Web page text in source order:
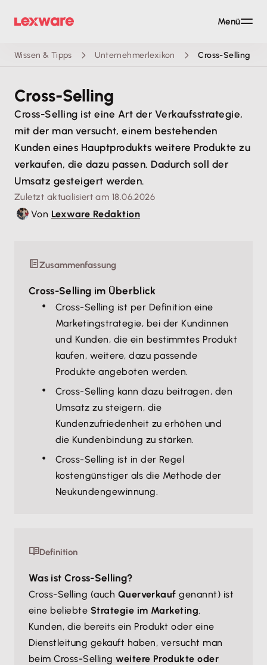
Wissen & Tipps Unternehmerlexikon Cross-Selling
Cross-Selling
Cross-Selling ist eine Art der Verkaufsstrategie,
mit der man versucht, einem bestehenden
Kunden eines Hauptprodukts weitere Produkte zu
verkaufen, die dazu passen. Dadurch soll der
Umsatz gesteigert werden.
Zuletzt aktualisiert am 18.06.2026
Von Lexware Redaktion
Zusammenfassung
Cross-Selling im Überblick
Cross-Selling ist per Definition eine
Marketingstrategie, bei der Kundinnen
und Kunden, die ein bestimmtes Produkt
kaufen, weitere, dazu passende
Produkte angeboten werden.
Cross-Selling kann dazu beitragen, den
Umsatz zu steigern, die
Kundenzufriedenheit zu erhöhen und
die Kundenbindung zu stärken.
Cross-Selling ist in der Regel
kostengünstiger als die Methode der
Neukundengewinnung.
Definition
Was ist Cross-Selling?
Cross-Selling (auch Querverkauf genannt) ist
eine beliebte Strategie im Marketing.
Kunden, die bereits ein Produkt oder eine
Dienstleitung gekauft haben, versucht man
beim Cross-Sellingweitere Produkte oder
Menü